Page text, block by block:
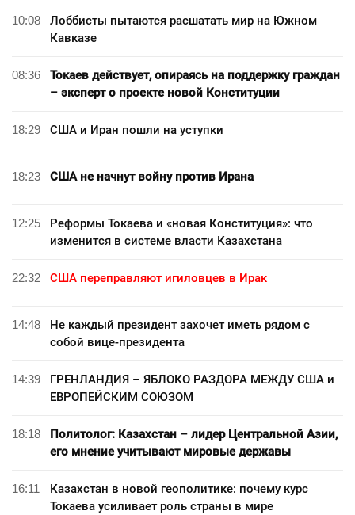
10:08
Лоббисты пытаются расшатать мир на Южном
Кавказе
08:36
Токаев действует, опираясь на поддержку граждан
– эксперт о проекте новой Конституции
18:29 США и Иран пошли на уступки
18:23 США не начнут войну против Ирана
12:25
Реформы Токаева и «новая Конституция»: что
изменится в системе власти Казахстана
22:32 США переправляют игиловцев в Ирак
14:48
Не каждый президент захочет иметь рядом с
собой вице-президента
14:39
ГРЕНЛАНДИЯ – ЯБЛОКО РАЗДОРА МЕЖДУ США и
ЕВРОПЕЙСКИМ СОЮЗОМ
18:18
Политолог: Казахстан – лидер Центральной Азии,
его мнение учитывают мировые державы
16:11
Казахстан в новой геополитике: почему курс
Токаева усиливает роль страны в мире